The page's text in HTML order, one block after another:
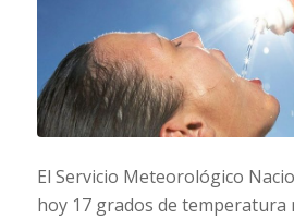
El Servicio Meteorológico
hoy 17 grados de temperatura